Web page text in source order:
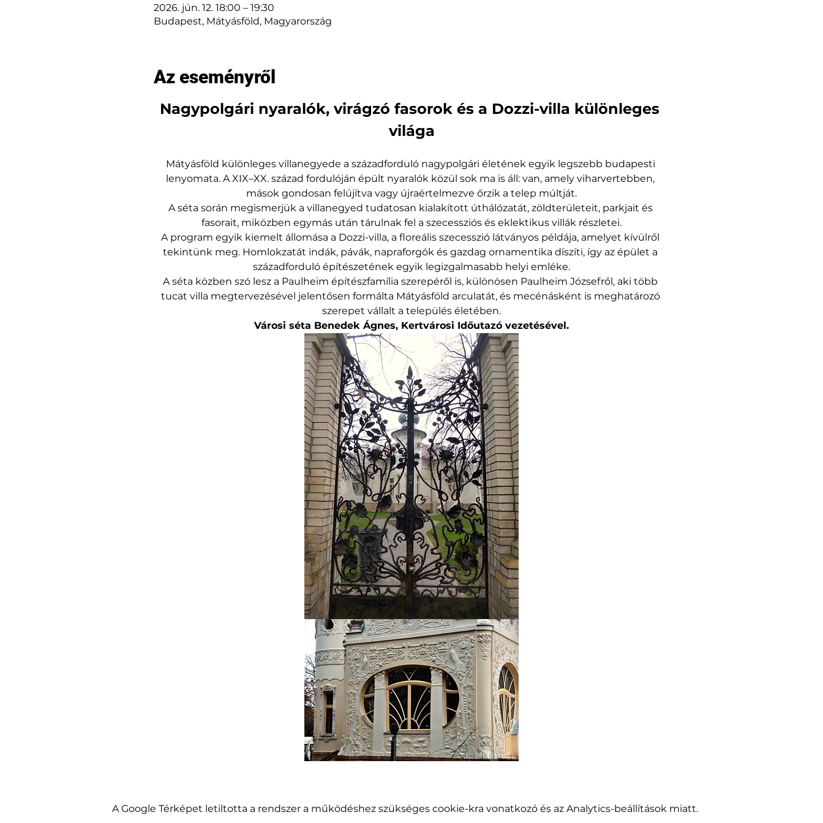
2026. jún. 12. 18:00 – 19:30
Budapest, Mátyásföld, Magyarország
Az eseményről
Nagypolgári nyaralók, virágzó fasorok és a Dozzi-villa különleges
világa
Mátyásföld különleges villanegyede a századforduló nagypolgári életének egyik legszebb budapesti
lenyomata. A XIX–XX. század fordulóján épült nyaralók közül sok ma is áll: van, amely viharvertebben,
mások gondosan felújítva vagy újraértelmezve őrzik a telep múltját.
A séta során megismerjük a villanegyed tudatosan kialakított úthálózatát, zöldterületeit, parkjait és
fasorait, miközben egymás után tárulnak fel a szecessziós és eklektikus villák részletei.
A program egyik kiemelt állomása a Dozzi-villa, a floreális szecesszió látványos példája, amelyet kívülről
tekintünk meg. Homlokzatát indák, pávák, napraforgók és gazdag ornamentika díszíti, így az épület a
századforduló építészetének egyik legizgalmasabb helyi emléke.
A séta közben szó lesz a Paulheim építészfamília szerepéről is, különösen Paulheim Józsefről, aki több
tucat villa megtervezésével jelentősen formálta Mátyásföld arculatát, és mecénásként is meghatározó
szerepet vállalt a település életében.
Városi séta Benedek Ágnes, Kertvárosi Időutazó vezetésével.
A Google Térképet letiltotta a rendszer a működéshez szükséges cookie-kra vonatkozó és az Analytics-beállítások miatt.